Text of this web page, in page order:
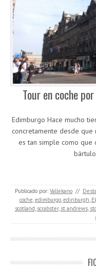
Tour en coche
Edimburgo Hace mucho
concretamente desde que
es tan simple como que
Publicado por: Vallekano //
coche edimburgo, edinburgh
scotland scrabster, st andrews,